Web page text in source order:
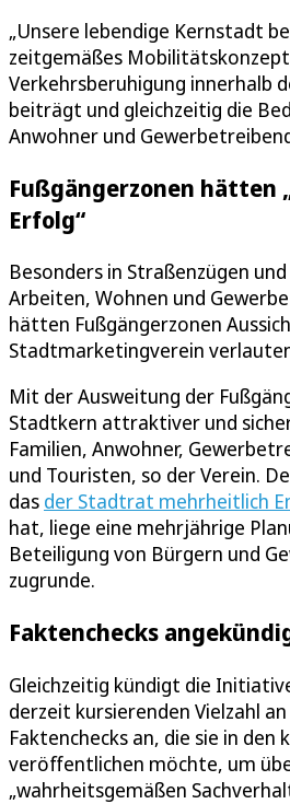
„Unsere lebendige Kernstadt
zeitgemäßes
Verkehrsberuhigung innerhalb
beiträgt und gleichzeitig die
Anwohner und
Fußgängerzonen hätten
Erfolg“
Besonders in Straßenzügen
Arbeiten, Wohnen und
hätten Fußgängerzonen
Stadtmarketingverein
Mit der Ausweitung der
Stadtkern attraktiver und
Familien, Anwohner,
und Touristen, so der Verein.
das der Stadtrat mehrheitlich
hat, liege eine mehrjährige
Beteiligung von Bürgern und
zugrunde.
Faktenchecks
Gleichzeitig kündigt die
derzeit kursierenden Vielzahl
Faktenchecks an, die sie in den
veröffentlichen möchte, um
„wahrheitsgemäßen